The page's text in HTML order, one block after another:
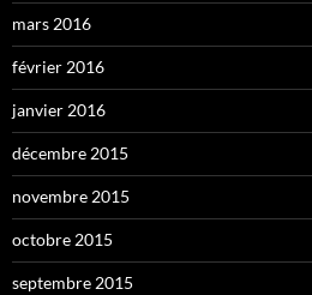
mars 2016
février 2016
janvier 2016
décembre 2015
novembre 2015
octobre 2015
septembre 2015